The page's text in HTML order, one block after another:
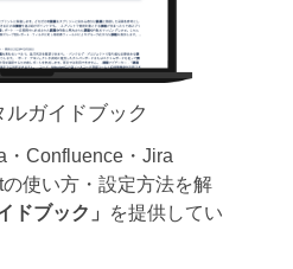
ガイドブック
・Confluence・Jira
使い方・設定方法を解
ドブック」 を提供してい